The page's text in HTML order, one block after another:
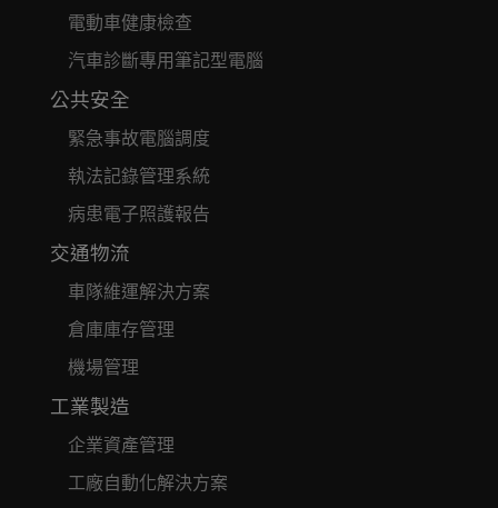
電動車健康檢查
汽車診斷專用筆記型電腦
公共安全
緊急事故電腦調度
執法記錄管理系統
病患電子照護報告
交通物流
車隊維運解決方案
倉庫庫存管理
機場管理
工業製造
企業資產管理
工廠自動化解決方案